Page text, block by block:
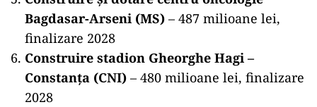
Bagdasar-Arseni (MS) – 487 milioane lei,
finalizare 2028
Construire stadion Gheorghe Hagi –
Constanța (CNI) – 480 milioane lei, finalizare
2028